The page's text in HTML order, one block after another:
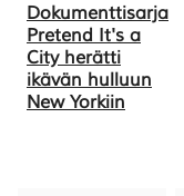
Dokumenttisarja
Pretend It's a
City herätti
ikävän hulluun
New Yorkiin